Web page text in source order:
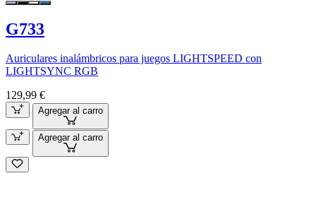
G733
Auriculares inalámbricos para juegos LIGHTSPEED con
LIGHTSYNC RGB
129,99 €
Agregar al carro
Agregar al carro